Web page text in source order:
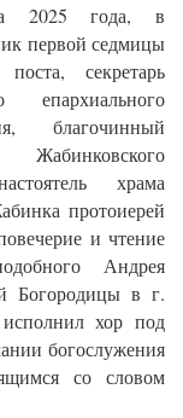
2025 года, в
первой седмицы
секретарь
епархиального
благочинный
храма
протоиерей
и чтение
Андрея
Богородицы в г.
хор под
богослужения
со словом